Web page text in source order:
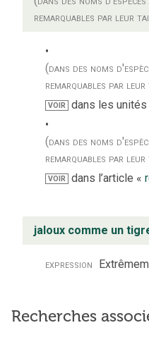
remarquables par leur
(dans des noms
remarquables par
VOIR dans les
(dans des noms
remarquables par
VOIR dans l’article «
jaloux comme un
expression
Recherches